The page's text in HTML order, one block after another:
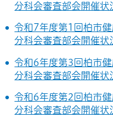
分科会審査部会開催状
令和7年度第1回柏市
分科会審査部会開催状
令和6年度第3回柏市
分科会審査部会開催状
令和6年度第2回柏市
分科会審査部会開催状